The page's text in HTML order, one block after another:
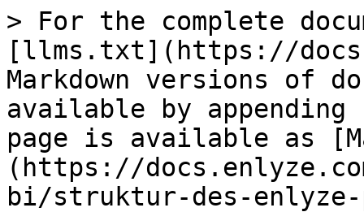
> For the complete
[llms.txt](https://
Markdown versions of
available by
page is available as
(https://
bi/struktur-des-enlyze-